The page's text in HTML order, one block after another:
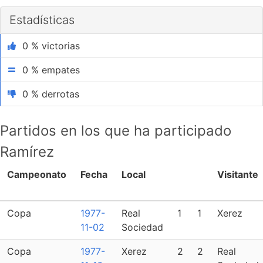
Estadísticas
0 % victorias
0 % empates
0 % derrotas
Partidos en los que ha participado
Ramírez
Campeonato Fecha Local Visitante
Copa
1977-
11-02
Real
Sociedad
1 1 Xerez
Copa
1977-
Xerez 2 2
Real